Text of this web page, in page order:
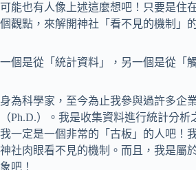
可能也有人像上述這麼想吧！只要是住
個觀點，來解開神社「看不見的機制」
一個是從「統計資料」，另一個是從「
身為科學家，至今為止我參與過許多企
（Ph.D.）。我是收集資料進行統計分
我一定是一個非常的「古板」的人吧！
神社肉眼看不見的機制。而且，我是屬
象吧！